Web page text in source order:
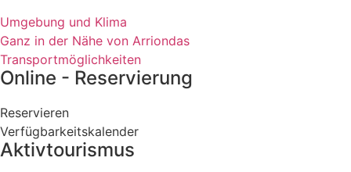
Umgebung und Klima
Ganz in der Nähe von Arriondas
Transportmöglichkeiten
Online - Reservierung
Reservieren
Verfügbarkeitskalender
Aktivtourismus